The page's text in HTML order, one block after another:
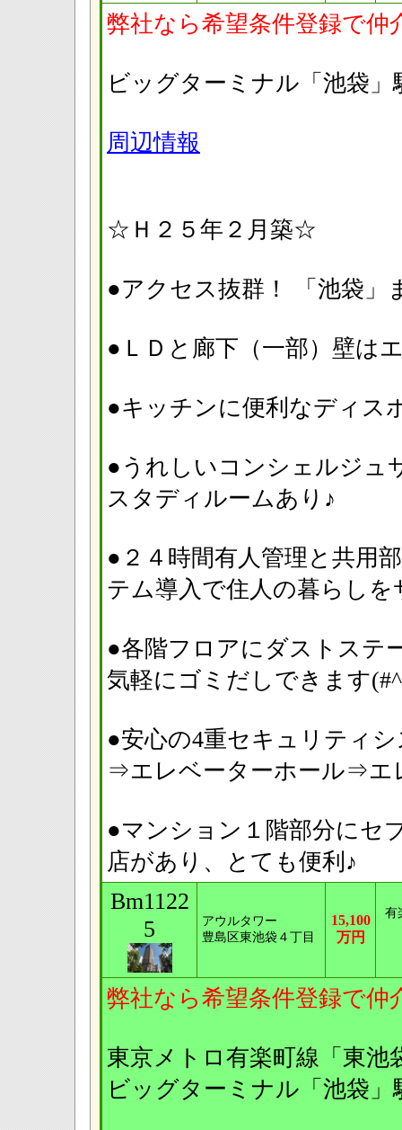
弊社なら希望条件登録で仲
ビッグターミナル「池
周辺情報
☆Ｈ２５年２月築☆
●アクセス抜群！ 「池袋」
●ＬＤと廊下（一部）壁は
●キッチンに便利なディス
●うれしいコンシェルジ
スタディルームあり♪
●２４時間有人管理と共用
テム導入で住人の暮ら
●各階フロアにダストステ
気軽にゴミだしできま
●安心の4重セキュリティ
⇒エレベーターホール⇒エ
●マンション１階部分にセ
店があり、とても便利♪
Bm1122
5
アウルタワー
豊島区東池袋４丁目
15,100
万円
有
弊社なら希望条件登録で仲
東京メトロ有楽町線「
ビッグターミナル「池